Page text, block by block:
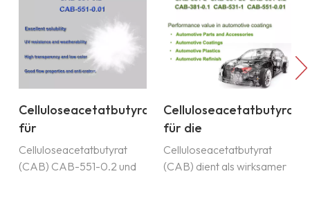
Celluloseacetatbutyrat
für
Pulverbeschichtung
Celluloseacetatbutyrat
(CAB) CAB-551-0.2 und
Celluloseacetatbutyrat
für die
Automobilindustrie
Celluloseacetatbutyrat
(CAB) dient als wirksamer